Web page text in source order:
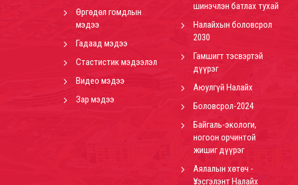
Өргөдөл гомдлын
мэдээ
Гадаад мэдээ
Стастистик мэдээлэл
Видео мэдээ
Зар мэдээ
шинэчлэн батлах тухай
Налайхын боловсрол
2030
Гамшигт тэсвэртэй
дүүрэг
Аюулгүй Налайх
Боловсрол-2024
Байгаль-экологи,
ногоон орчинтой
жишиг дүүрэг
Аялалын хөтөч -
Үзэсгэлэнт Налайх